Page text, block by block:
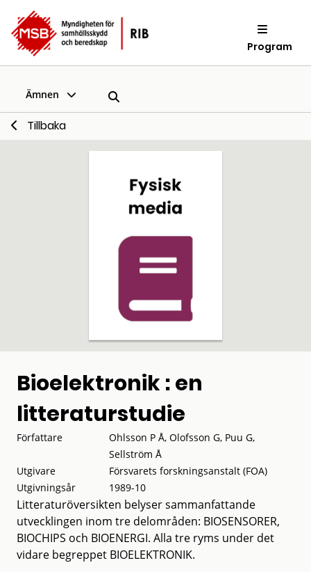
Program
Ämnen
Tillbaka
Bioelektronik : en
litteraturstudie
Författare
Ohlsson P Å, Olofsson G, Puu G,
Sellström Å
Utgivare
Försvarets forskningsanstalt (FOA)
Utgivningsår
1989-10
Litteraturöversikten belyser sammanfattande
utvecklingen inom tre delområden: BIOSENSORER,
BIOCHIPS och BIOENERGI. Alla tre ryms under det
vidare begreppet BIOELEKTRONIK.